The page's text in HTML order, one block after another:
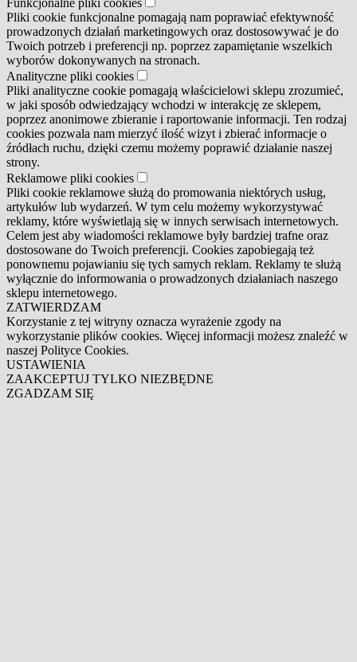
Pliki cookie funkcjonalne pomagają nam poprawiać efektywność
prowadzonych działań marketingowych oraz dostosowywać je do
Twoich potrzeb i preferencji np. poprzez zapamiętanie wszelkich
wyborów dokonywanych na stronach.
Analityczne pliki cookies
Pliki analityczne cookie pomagają właścicielowi sklepu zrozumieć,
w jaki sposób odwiedzający wchodzi w interakcję ze sklepem,
poprzez anonimowe zbieranie i raportowanie informacji. Ten rodzaj
cookies pozwala nam mierzyć ilość wizyt i zbierać informacje o
źródłach ruchu, dzięki czemu możemy poprawić działanie naszej
strony.
Reklamowe pliki cookies
Pliki cookie reklamowe służą do promowania niektórych usług,
artykułów lub wydarzeń. W tym celu możemy wykorzystywać
reklamy, które wyświetlają się w innych serwisach internetowych.
Celem jest aby wiadomości reklamowe były bardziej trafne oraz
dostosowane do Twoich preferencji. Cookies zapobiegają też
ponownemu pojawianiu się tych samych reklam. Reklamy te służą
wyłącznie do informowania o prowadzonych działaniach naszego
sklepu internetowego.
ZATWIERDZAM
Korzystanie z tej witryny oznacza wyrażenie zgody na
wykorzystanie plików cookies. Więcej informacji możesz znaleźć w
naszej Polityce Cookies.
USTAWIENIA
ZAAKCEPTUJ TYLKO NIEZBĘDNE
ZGADZAM SIĘ